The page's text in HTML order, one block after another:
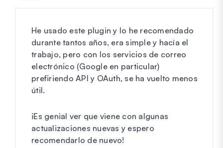
He usado este plugin y lo he recomendado
durante tantos años, era simple y hacía el
trabajo, pero con los servicios de correo
electrónico (Google en particular)
prefiriendo API y OAuth, se ha vuelto menos
útil.
¡Es genial ver que viene con algunas
actualizaciones nuevas y espero
recomendarlo de nuevo!